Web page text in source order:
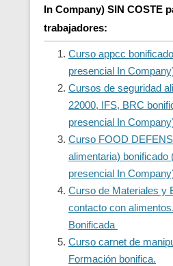
In Company) SIN COSTE
trabajadores:
Curso appcc
presencial In
Cursos de seguridad
22000, IFS, BRC
presencial In
Curso FOOD
alimentaria) bonificado
presencial In
Curso de Materiales y
contacto con
Bonificada
Curso carnet de
Formación bonifica.